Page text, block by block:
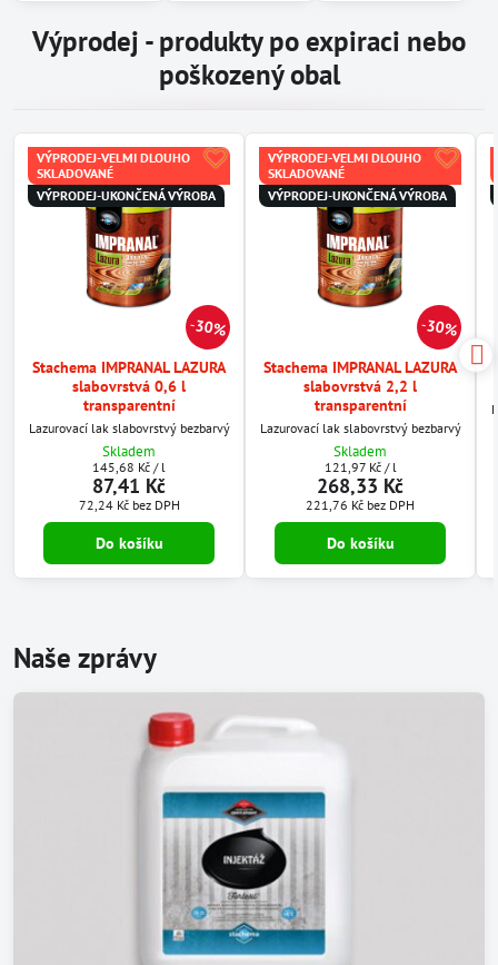
Výprodej - produkty po expiraci nebo
poškozený obal
30%
VÝPRODEJ-VELMI DLOUHO
SKLADOVANÉ
VÝPRODEJ-UKONČENÁ VÝROBA
Stachema IMPRANAL LAZURA
slabovrstvá 0,6 l
transparentní
Lazurovací lak slabovrstvý bezbarvý
Skladem
87,41 Kč
72,24 Kč bez DPH
145,68 Kč / l
Do košíku
30%
VÝPRODEJ-VELMI DLOUHO
SKLADOVANÉ
VÝPRODEJ-UKONČENÁ VÝROBA
Stachema IMPRANAL LAZURA
slabovrstvá 2,2 l
transparentní
Lazurovací lak slabovrstvý bezbarvý
Skladem
268,33 Kč
221,76 Kč bez DPH
121,97 Kč / l
Do košíku
Naše zprávy